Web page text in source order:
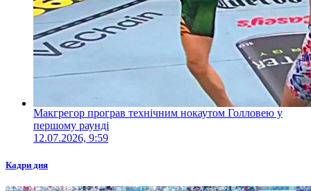
Макгрегор програв технічним нокаутом Голловею у
першому раунді
12.07.2026, 9:59
Кадри дня